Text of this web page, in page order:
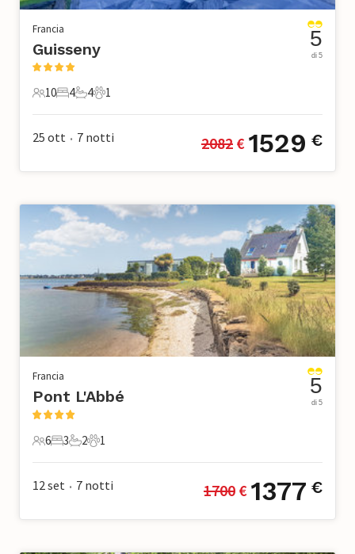
Francia
Guisseny
10 Ospiti
10
4 Camere da letto
4
4 Bagni
4
1 Animale domestico
1
5
di 5
25 ott • 7 notti 2082 € 1529 €
Francia
Pont L'Abbé
6 Ospiti
6
3 Camere da letto
3
2 Bagni
2
1 Animale domestico
1
5
di 5
12 set • 7 notti 1700 € 1377 €